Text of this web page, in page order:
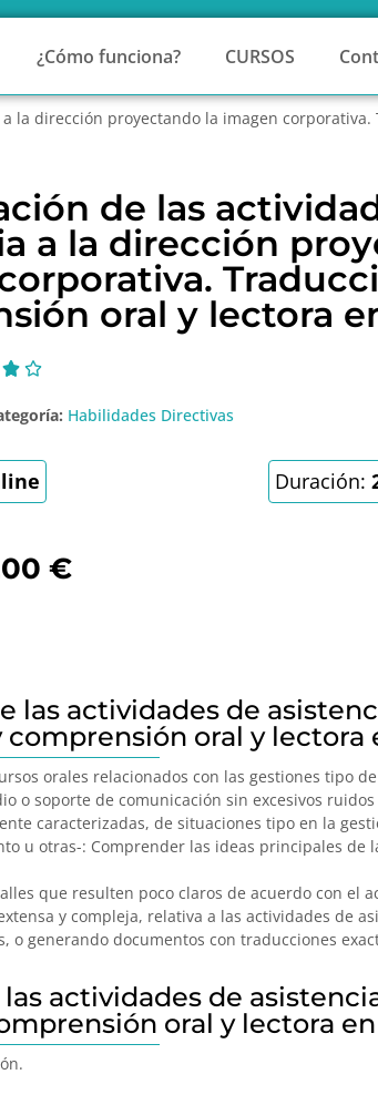
¿Cómo funciona? CURSOS
la dirección proyectando la imagen
de las
a la dirección
oral y lectora
 
Habilidades Directivas
Duración:
€
las actividades de
oral y lectora
orales relacionados con las gestiones tipo
o soporte de comunicación sin excesivos
caracterizadas, de situaciones tipo en la
u otras-: Comprender las ideas principales
que resulten poco claros de acuerdo con el
y compleja, relativa a las actividades de
o generando documentos con traducciones
actividades de
oral y lectora